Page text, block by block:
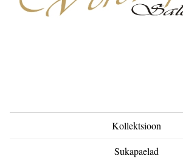
Kollektsioon
Sukapaelad